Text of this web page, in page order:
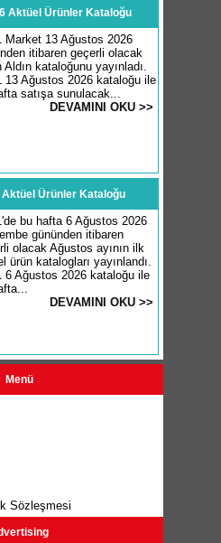
Aktüel Ürünler Kataloğu
Market 13 Ağustos 2026
itibaren geçerli olacak
Aldın kataloğunu yayınladı.
13 Ağustos 2026 kataloğu ile
satışa sunulacak...
DEVAMINI OKU >>
Ürünler Kataloğu
bu hafta 6 Ağustos 2026
gününden itibaren
olacak Ağustos ayının ilk
ürün katalogları yayınlandı.
6 Ağustos 2026 kataloğu ile
DEVAMINI OKU >>
Menü
Sözleşmesi